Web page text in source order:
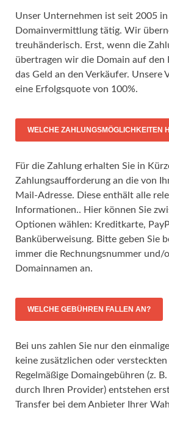
Unser Unternehmen ist seit 2005
Domainvermittlung tätig. Wir
treuhänderisch. Erst, wenn die
übertragen wir die Domain auf den
das Geld an den Verkäufer. Unsere
eine Erfolgsquote von 100%.
WELCHE ZAHLUNGSMÖGLICHKEITEN
Für die Zahlung erhalten Sie in
Zahlungsaufforderung an die von
Mail-Adresse. Diese enthält alle
Informationen.. Hier können Sie
Optionen wählen: Kreditkarte,
Banküberweisung. Bitte geben Sie
immer die Rechnungsnummer und/
Domainnamen an.
WELCHE GEBÜHREN FALLEN AN?
Bei uns zahlen Sie nur den
keine zusätzlichen oder versteckten
Regelmäßige Domaingebühren (z.
durch Ihren Provider) entstehen
Transfer bei dem Anbieter Ihrer